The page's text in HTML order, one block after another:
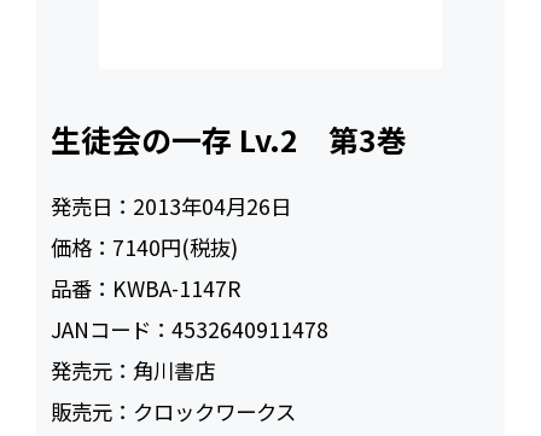
生徒会の一存 Lv.2 第3巻
発売日： 2013年04月26日
価格： 7140円(税抜)
品番： KWBA-1147R
JANコード：4532640911478
発売元： 角川書店
販売元： クロックワークス